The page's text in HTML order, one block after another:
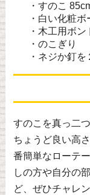
・すのこ
・白い化粧
・木工用ボン
・のこぎり
・ネジか釘
すのこを真っ二
ちょうど良い高
番簡単なローテ
しの方や自分の
ど、ぜひチャレ